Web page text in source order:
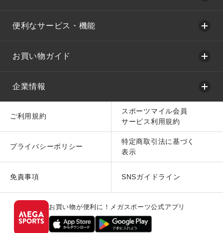
便利なサービス・機能
お買い物ガイド
企業情報
ご利用規約
スポーツマイル会員
サービス利用規約
プライバシーポリシー
特定商取引法に基づく
表示
免責事項 SNSガイドライン
お買い物が便利に！メガスポーツ公式アプリ